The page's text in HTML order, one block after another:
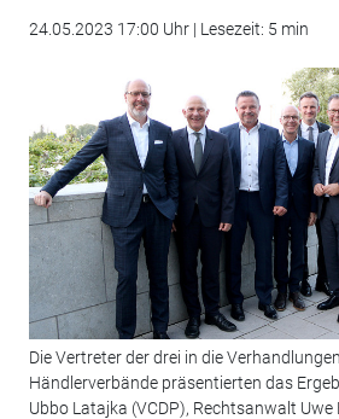
24.05.2023 17:00 Uhr | Lesezeit: 5 min
Die Vertreter der drei in die
Händlerverbände präsentierten das
Ubbo Latajka (VCDP), Rechtsanwalt